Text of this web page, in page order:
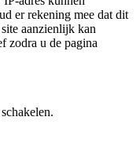
er rekening mee dat dit
aanzienlijk kan
zodra u de pagina